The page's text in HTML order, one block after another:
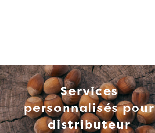
Services
personnalisés pour
distributeur